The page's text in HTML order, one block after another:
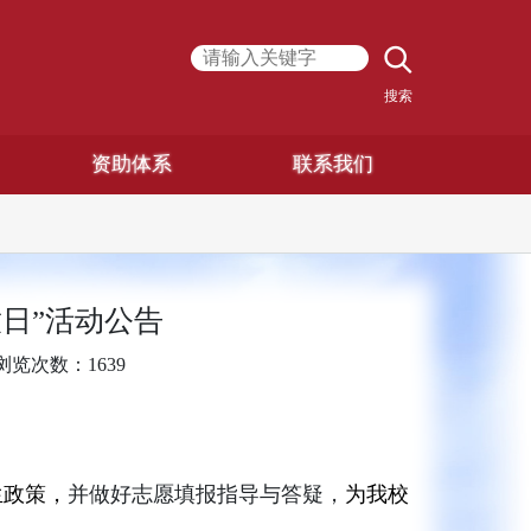
搜索
资助体系 联系我们
”活动公告
览次数： 1639
策， 并做好志愿填报指导与答疑， 为我校